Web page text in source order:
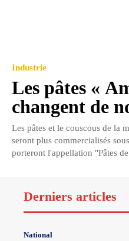
Industrie
Les pâtes «
changent de
Les pâtes et le couscous de la
seront plus commercialisés
porteront l'appellation "Pâtes
Derniers articles
National